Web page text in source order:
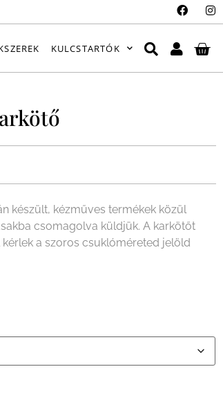
KULCSTARTÓK
készült, kézműves termékek közül
csomagolva küldjük. A karkötőt
a szoros csuklóméreted jelöld